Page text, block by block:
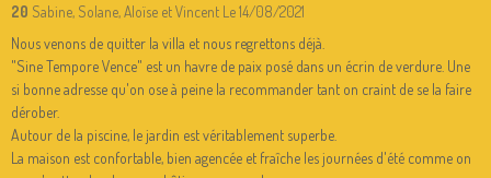
20 Sabine, Solane, Aloïse et Vincent Le 14/08/2021
Nous venons de quitter la villa et nous regrettons déjà.
"Sine Tempore Vence" est un havre de paix posé dans un écrin de verdure. Une
si bonne adresse qu'on ose à peine la recommander tant on craint de se la faire
dérober.
Autour de la piscine, le jardin est véritablement superbe.
La maison est confortable, bien agencée et fraîche les journées d'été comme on